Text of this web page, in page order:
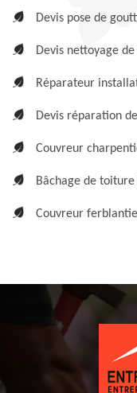
Devis pose de
Devis nettoyage
Réparateur
Devis réparation
Couvreur
Bâchage de toiture
Couvreur